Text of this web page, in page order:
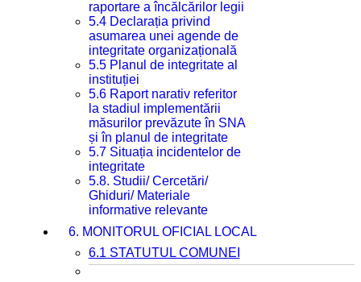
raportare a încălcărilor legii
5.4 Declarația privind
asumarea unei agende de
integritate organizațională
5.5 Planul de integritate al
instituției
5.6 Raport narativ referitor
la stadiul implementării
măsurilor prevăzute în SNA
și în planul de integritate
5.7 Situația incidentelor de
integritate
5.8. Studii/ Cercetări/
Ghiduri/ Materiale
informative relevante
6. MONITORUL OFICIAL LOCAL
6.1 STATUTUL COMUNEI